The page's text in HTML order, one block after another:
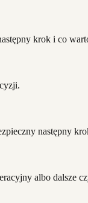
krok i co
następny
albo dalsze